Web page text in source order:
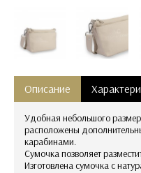
Описание
Удобная небольшого
расположены
карабинами.
Сумочка позволяет
Изготовлена сумочка с